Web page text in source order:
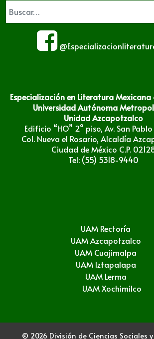
Especialización en Literatura Mexicana
Universidad Autónoma
Unidad Azcapotzalco
Edificio “HO” 2° piso, Av. San
Col. Nueva el Rosario, Alcaldía
Ciudad de México C.P.
Tel: (55) 5318-9440
UAM Rectoría
UAM Azcapotzalco
UAM Cuajimalpa
UAM Iztapalapa
UAM Lerma
UAM Xochimilco
© 2026 División de Ciencias Sociales